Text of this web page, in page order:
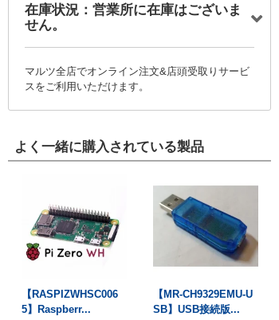
在庫状況：営業所に在庫はございま
せん。
マルツ全店でオンライン注文&店頭受取りサービ
スをご利用いただけます。
よく一緒に購入されている製品
【RASPIZWHSC006
5】Raspberr...
【MR-CH9329EMU-U
SB】USB接続版...